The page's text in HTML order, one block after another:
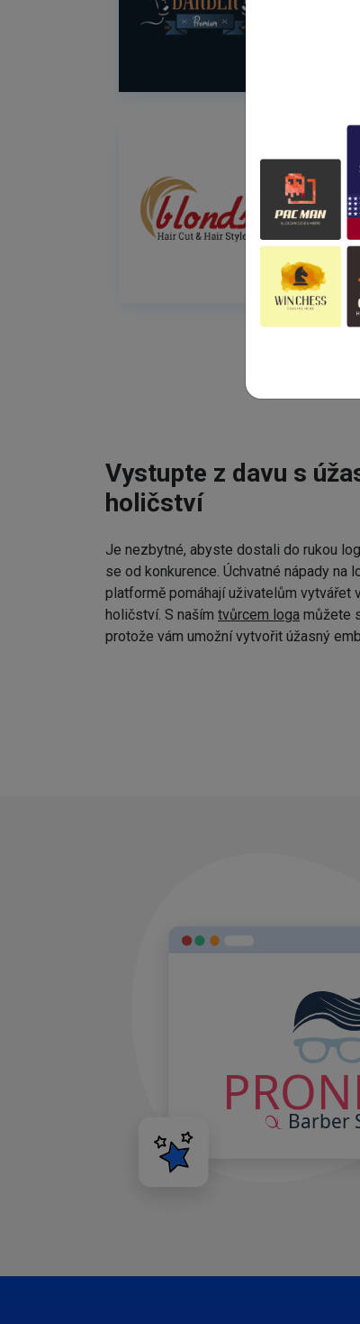
Vystupte z davu s
holičství
Je nezbytné, abyste dostali do rukou
se od konkurence. Úchvatné nápady na
platformě pomáhají uživatelům vytvářet
holičství. S naším tvůrcem loga můžete
protože vám umožní vytvořit úžasný